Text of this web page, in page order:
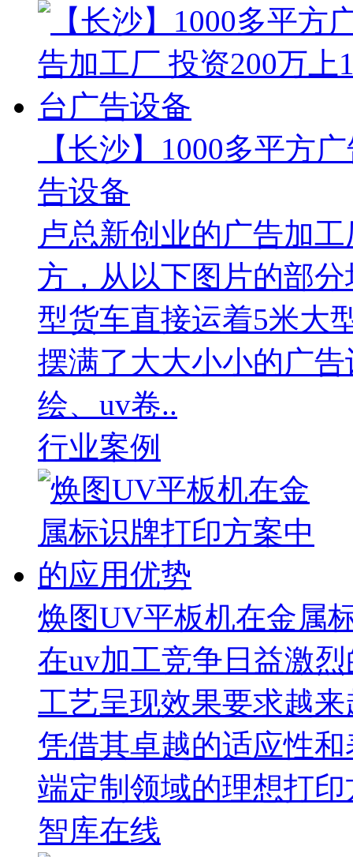
【长沙】1000多平方
告设备
卢总新创业的广告加
方，从以下图片的部
型货车直接运着5米大
摆满了大大小小的广
绘、uv卷..
行业案例
焕图UV平板机在金属
在uv加工竞争日益激
工艺呈现效果要求越
凭借其卓越的适应性
端定制领域的理想打
智库在线